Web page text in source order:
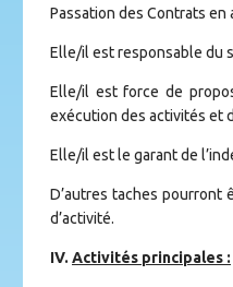
Passation des Contrats en
Elle/il est responsable du
Elle/il est force de
exécution des activités et
Elle/il est le garant de
D’autres taches pourront
d’activité.
IV. Activités principales :